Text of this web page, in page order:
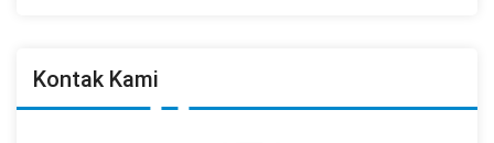
Kontak Kami